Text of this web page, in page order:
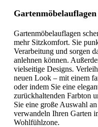
Gartenmöbelauflagen
mehr Sitzkomfort. Sie
Verarbeitung und sorgen
anlehnen können.
vielseitige Designs.
neuen Look – mit einem
oder indem Sie eine
zurückhaltenden Farbton
Sie eine große Auswahl
verwandeln Ihren Garten
Wohlfühlzone.